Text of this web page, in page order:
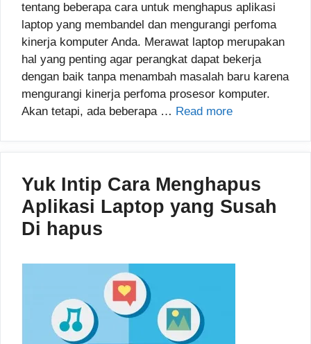
tentang beberapa cara untuk menghapus aplikasi
laptop yang membandel dan mengurangi perfoma
kinerja komputer Anda. Merawat laptop merupakan
hal yang penting agar perangkat dapat bekerja
dengan baik tanpa menambah masalah baru karena
mengurangi kinerja perfoma prosesor komputer.
Akan tetapi, ada beberapa … Read more
Yuk Intip Cara Menghapus
Aplikasi Laptop yang Susah
Di hapus